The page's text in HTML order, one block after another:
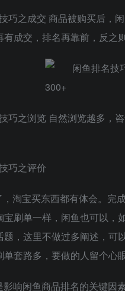
巧之成交 商品被购买后，
成交，排名再靠前，反之则
巧之浏览 自然浏览越多，
巧之评价
淘宝买东西都有体会。完
刷单一样，闲鱼也可以，
题，这里不做过多阐述，可
套路多，要做的人留个心眼
响闲鱼商品排名的关键因